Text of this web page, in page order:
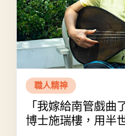
職人精神
「我嫁給南管戲曲
博士施瑞樓，用半